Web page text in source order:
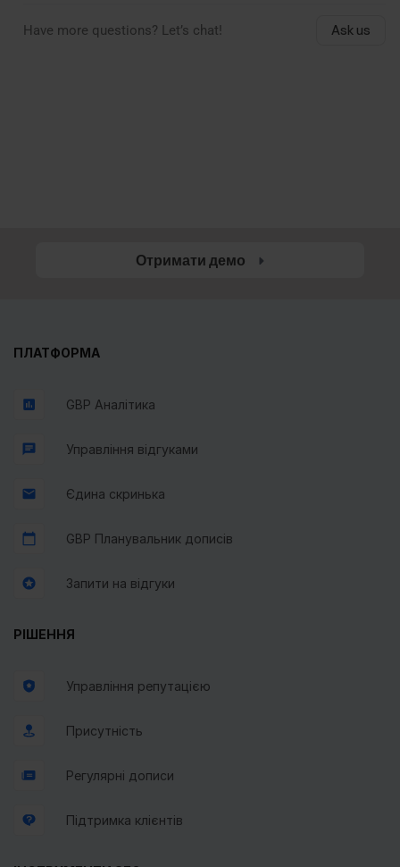
Have more questions? Let’s chat! Ask us
Отримати демо
ПЛАТФОРМА
GBP Аналітика
Управління відгуками
Єдина скринька
GBP Планувальник дописів
Запити на відгуки
РІШЕННЯ
Управління репутацією
Присутність
Регулярні дописи
Підтримка клієнтів